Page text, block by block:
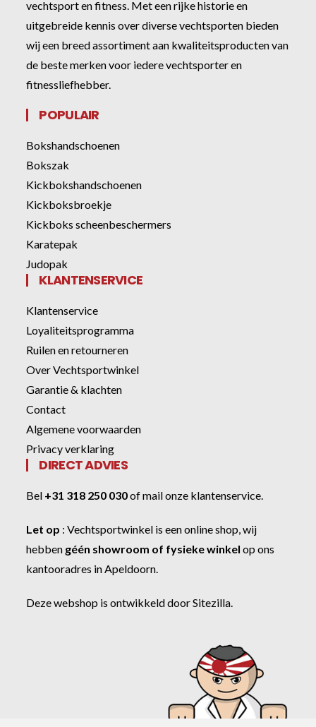
vechtsport en fitness. Met een rijke historie en
uitgebreide kennis over diverse vechtsporten bieden
wij een breed assortiment aan kwaliteitsproducten van
de beste merken voor iedere vechtsporter en
fitnessliefhebber.
POPULAIR
Bokshandschoenen
Bokszak
Kickbokshandschoenen
Kickboksbroekje
Kickboks scheenbeschermers
Karatepak
Judopak
KLANTENSERVICE
Klantenservice
Loyaliteitsprogramma
Ruilen en retourneren
Over Vechtsportwinkel
Garantie & klachten
Contact
Algemene voorwaarden
Privacy verklaring
DIRECT ADVIES
Bel +31 318 250 030ofmail onze klantenservice.
Let op :Vechtsportwinkel is een online shop, wij
hebben géén showroom of fysieke winkel op ons
kantooradres in Apeldoorn.
Deze webshop is ontwikkeld doorSitezilla.